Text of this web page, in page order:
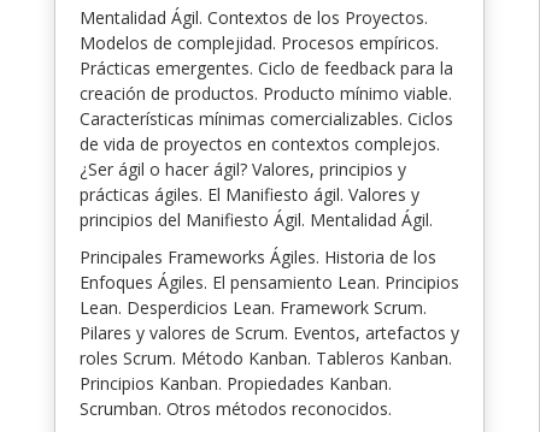
Mentalidad Ágil. Contextos de los Proyectos.
Modelos de complejidad. Procesos empíricos.
Prácticas emergentes. Ciclo de feedback para la
creación de productos. Producto mínimo viable.
Características mínimas comercializables. Ciclos
de vida de proyectos en contextos complejos.
¿Ser ágil o hacer ágil? Valores, principios y
prácticas ágiles. El Manifiesto ágil. Valores y
principios del Manifiesto Ágil. Mentalidad Ágil.
Principales Frameworks Ágiles. Historia de los
Enfoques Ágiles. El pensamiento Lean. Principios
Lean. Desperdicios Lean. Framework Scrum.
Pilares y valores de Scrum. Eventos, artefactos y
roles Scrum. Método Kanban. Tableros Kanban.
Principios Kanban. Propiedades Kanban.
Scrumban. Otros métodos reconocidos.